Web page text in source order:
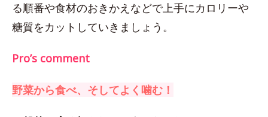
る順番や食材のおきかえなどで上手にカロリーや
糖質をカットしていきましょう。
Pro’s comment
野菜から食べ、そしてよく噛む！